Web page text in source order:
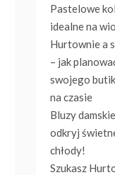
Pastelowe
idealne na
Hurtownie a
– jak
swojego
na czasie
Bluzy
odkryj
chłody!
Szukasz